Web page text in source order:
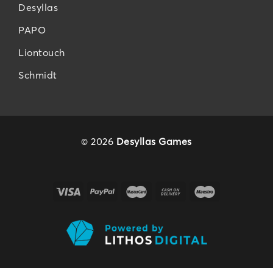
Desyllas
PAPO
Liontouch
Schmidt
© 2026 Desyllas Games